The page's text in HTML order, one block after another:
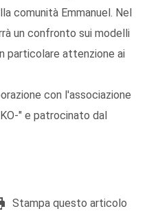
comunità Emmanuel. Nel
un confronto sui modelli
particolare attenzione ai
con l'associazione
" e patrocinato dal
Stampa questo articolo